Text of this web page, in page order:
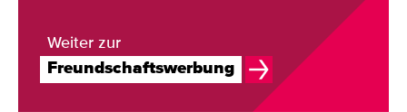
Weiter zur
Freundschaftswerbung